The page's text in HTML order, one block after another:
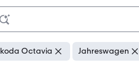
Octavia Jahreswagen